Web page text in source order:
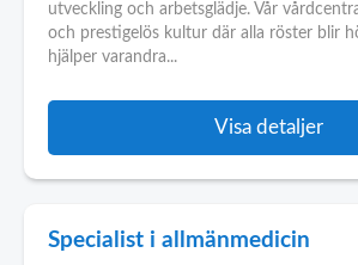
utveckling och arbetsglädje. Vår
och prestigelös kultur där alla röster blir
hjälper varandra...
Visa detaljer
Specialist i allmänmedicin